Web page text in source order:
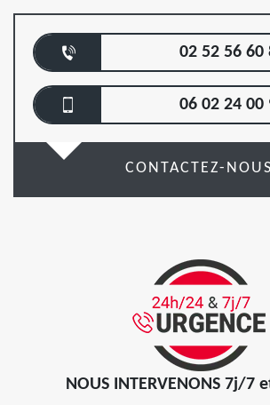
02 52 56 60
06 02 24 00
CONTACTEZ-NOUS
NOUS INTERVENONS 7j/7